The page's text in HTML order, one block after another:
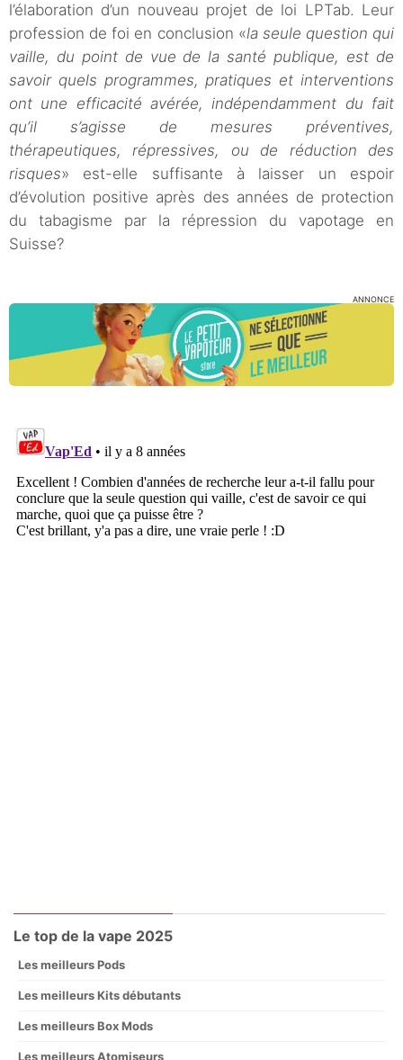
l’élaboration d’un nouveau projet de loi LPTab. Leur
profession de foi en conclusion «la seule question qui
vaille, du point de vue de la santé publique, est de
savoir quels programmes, pratiques et interventions
ont une efficacité avérée, indépendamment du fait
qu’il s’agisse de mesures préventives,
thérapeutiques, répressives, ou de réduction des
risques» est-elle suffisante à laisser un espoir
d’évolution positive après des années de protection
du tabagisme par la répression du vapotage en
Suisse?
ANNONCE
Le top de la vape 2025
Les meilleurs Pods
Les meilleurs Kits débutants
Les meilleurs Box Mods
Les meilleurs Atomiseurs